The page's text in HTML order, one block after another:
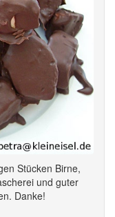
Stücken Birne,
und guter
Danke!